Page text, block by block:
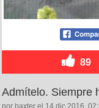
89
Admítelo. Siempre
por baxter el 14 dic 2016,